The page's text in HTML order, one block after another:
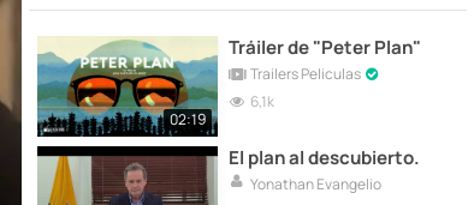
02:19
Tráiler de "Peter Plan"
Trailers Peliculas
6,1k
El plan al descubierto.
Yonathan Evangelio